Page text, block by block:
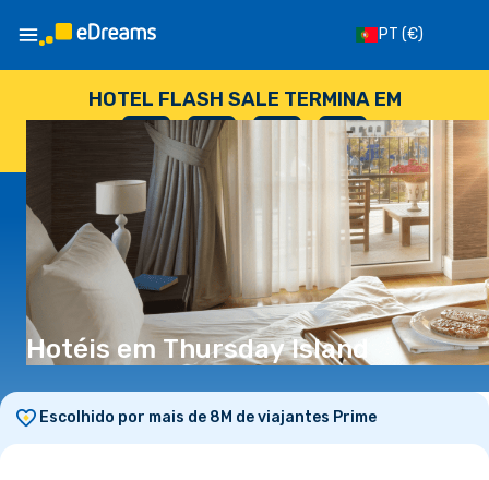
PT (€)
HOTEL FLASH SALE TERMINA EM
--
DIAS
: --
HORAS
: --
SEGUNDOS
Hotéis em Thursday Island
Escolhido por mais de 8M de viajantes Prime